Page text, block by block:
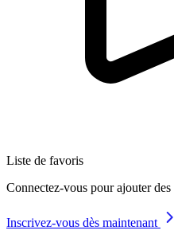
Liste de favoris
Connectez-vous pour ajouter
Inscrivez-vous dès maintenant